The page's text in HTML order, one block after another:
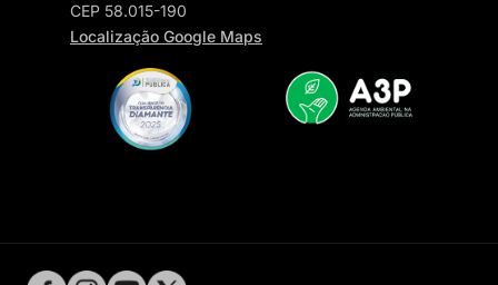
CEP 58.015-190
Localização Google Maps